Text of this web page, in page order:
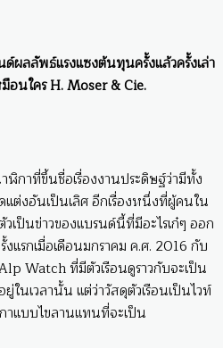
ผลลัพธ์แรงแซงต้นทุนครั้งแล้วครั้งเล่า
อนใคร H. Moser & Cie.
กาที่ขึ้นชื่อเรื่องงานประดิษฐ์ว่ามีทั้ง
แต่งอันเป็นเลิศ อีกเรื่องหนึ่งที่ผู้คนใน
เป็นข่าวของแบรนด์นี้ที่มีอะไรเก๋ๆ ออก
รกเมื่อเดือนมกราคม ค.ศ. 2016 กับ
Watch ที่มีตัวเรือนดูราวกับจะเป็น
นเวลานั้น แต่ว่าวัสดุตัวเรือนเป็นไวท์
าแบบไขลานแทนที่จะเป็น